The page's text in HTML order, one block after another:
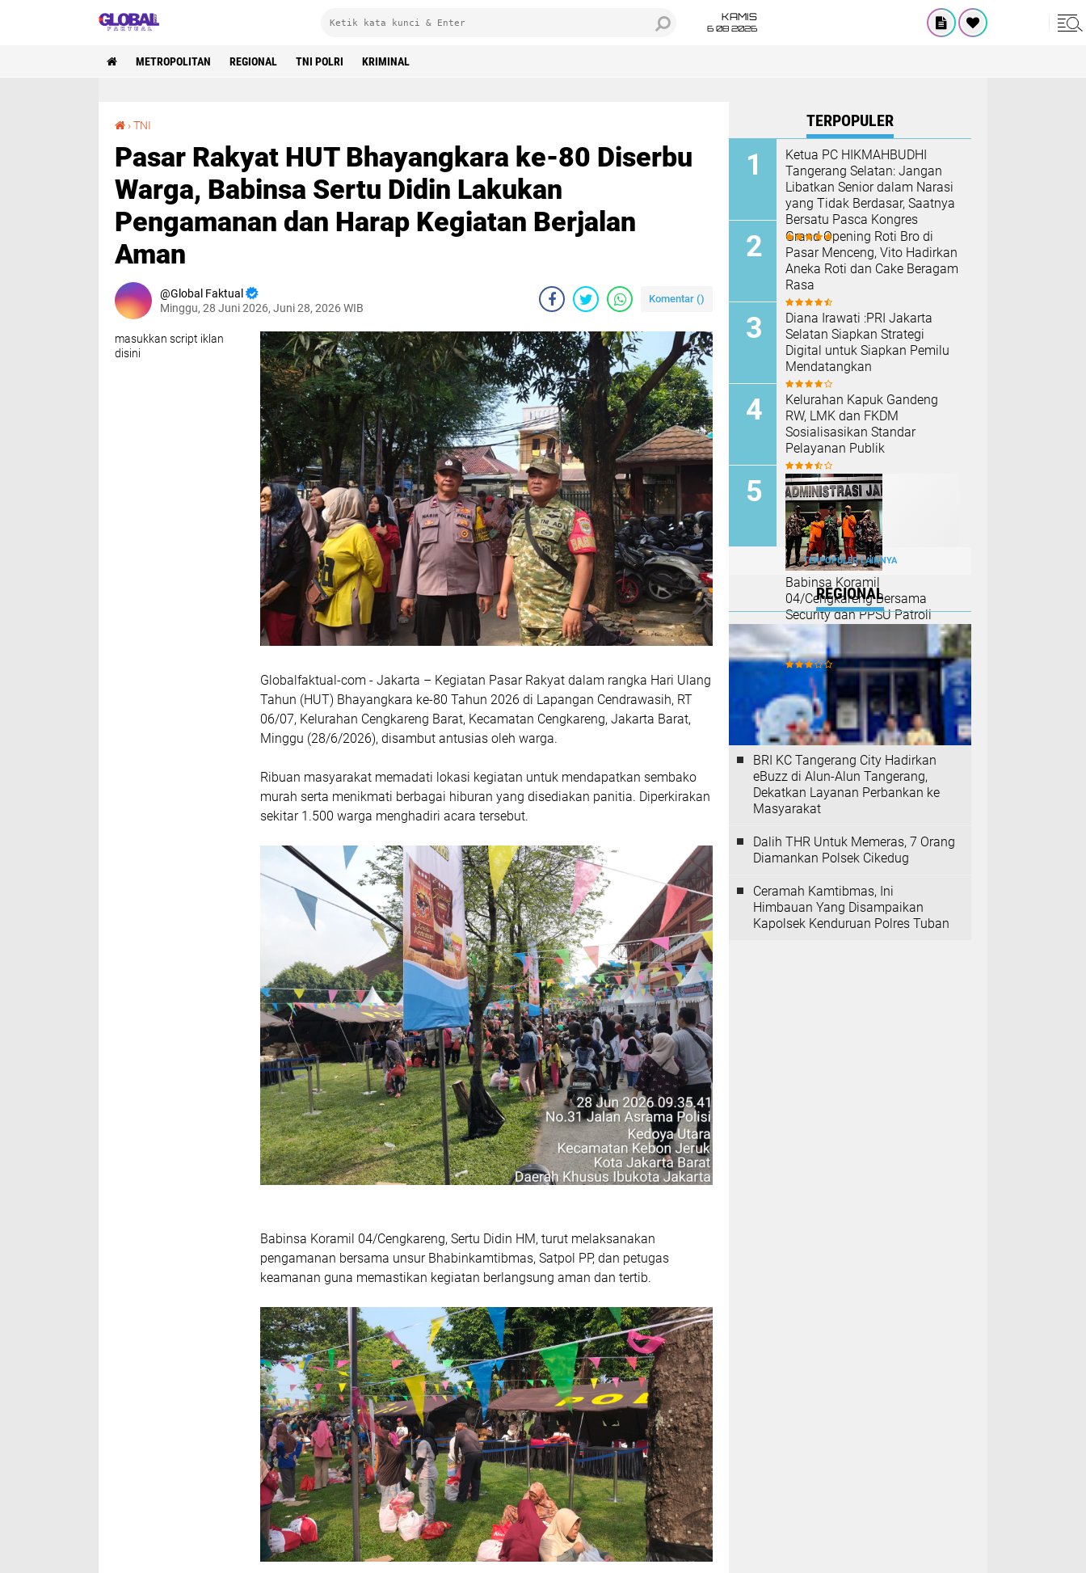
KAMIS
6 08 2026
METROPOLITAN REGIONAL TNI POLRI KRIMINAL
›TNI
Pasar Rakyat HUT Bhayangkara ke-80 Diserbu
Warga, Babinsa Sertu Didin Lakukan
Pengamanan dan Harap Kegiatan Berjalan
Aman
Global Faktual
Minggu, 28 Juni 2026, Juni 28, 2026 WIB
Komentar ()
masukkan script iklan
disini
Globalfaktual-com - Jakarta – Kegiatan Pasar Rakyat dalam rangka Hari Ulang
Tahun (HUT) Bhayangkara ke-80 Tahun 2026 di Lapangan Cendrawasih, RT
06/07, Kelurahan Cengkareng Barat, Kecamatan Cengkareng, Jakarta Barat,
Minggu (28/6/2026), disambut antusias oleh warga.
Ribuan masyarakat memadati lokasi kegiatan untuk mendapatkan sembako
murah serta menikmati berbagai hiburan yang disediakan panitia. Diperkirakan
sekitar 1.500 warga menghadiri acara tersebut.
Babinsa Koramil 04/Cengkareng, Sertu Didin HM, turut melaksanakan
pengamanan bersama unsur Bhabinkamtibmas, Satpol PP, dan petugas
keamanan guna memastikan kegiatan berlangsung aman dan tertib.
TERPOPULER
Ketua PC HIKMAHBUDHI
Tangerang Selatan: Jangan
Libatkan Senior dalam Narasi
yang Tidak Berdasar, Saatnya
Bersatu Pasca Kongres
Grand Opening Roti Bro di
Pasar Menceng, Vito Hadirkan
Aneka Roti dan Cake Beragam
Rasa
Diana Irawati :PRI Jakarta
Selatan Siapkan Strategi
Digital untuk Siapkan Pemilu
Mendatangkan
Kelurahan Kapuk Gandeng
RW, LMK dan FKDM
Sosialisasikan Standar
Pelayanan Publik
Babinsa Koramil
04/Cengkareng Bersama
Security dan PPSU Patroli
Malam di Titik Rawan Duri
Kosambi
TERPOPULER LAINNYA
REGIONAL
BRI KC Tangerang City Hadirkan
eBuzz di Alun-Alun Tangerang,
Dekatkan Layanan Perbankan ke
Masyarakat
Dalih THR Untuk Memeras, 7 Orang
Diamankan Polsek Cikedug
Ceramah Kamtibmas, Ini
Himbauan Yang Disampaikan
Kapolsek Kenduruan Polres Tuban